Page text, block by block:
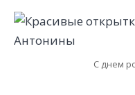
С днем